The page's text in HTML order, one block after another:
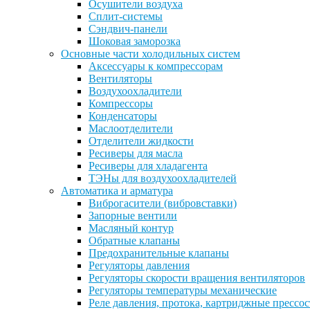
Осушители воздуха
Сплит-системы
Сэндвич-панели
Шоковая заморозка
Основные части холодильных систем
Аксессуары к компрессорам
Вентиляторы
Воздухоохладители
Компрессоры
Конденсаторы
Маслоотделители
Отделители жидкости
Ресиверы для масла
Ресиверы для хладагента
ТЭНы для воздухоохладителей
Автоматика и арматура
Виброгасители (вибровставки)
Запорные вентили
Масляный контур
Обратные клапаны
Предохранительные клапаны
Регуляторы давления
Регуляторы скорости вращения вентиляторов
Регуляторы температуры механические
Реле давления, протока, картриджные